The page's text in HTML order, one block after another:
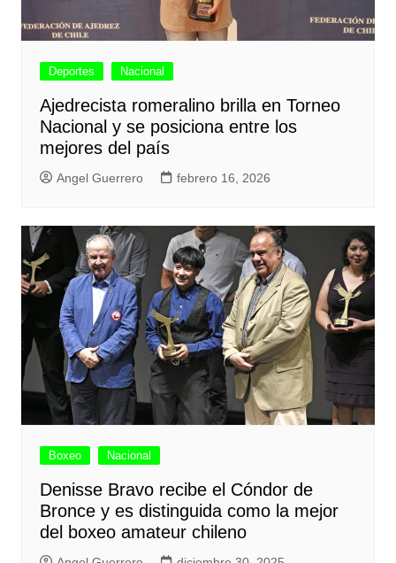
Deportes Nacional
Ajedrecista romeralino brilla en Torneo
Nacional y se posiciona entre los
mejores del país
Angel Guerrero febrero 16, 2026
Boxeo Nacional
Denisse Bravo recibe el Cóndor de
Bronce y es distinguida como la mejor
del boxeo amateur chileno